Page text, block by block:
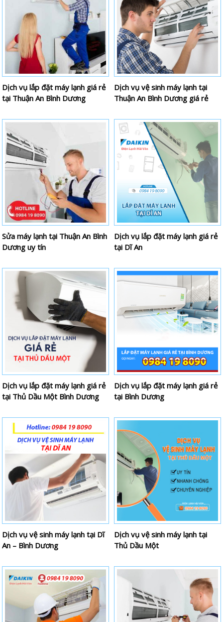
Dịch vụ lắp đặt máy lạnh giá rẻ
tại Thuận An Bình Dương
Dịch vụ vệ sinh máy lạnh tại
Thuận An Bình Dương giá rẻ
Sửa máy lạnh tại Thuận An Bình
Dương uy tín
Dịch vụ lắp đặt máy lạnh giá rẻ
tại Dĩ An
Dịch vụ lắp đặt máy lạnh giá rẻ
tại Thủ Dầu Một Bình Dương
Dịch vụ lắp đặt máy lạnh giá rẻ
tại Bình Dương
Dịch vụ vệ sinh máy lạnh tại Dĩ
An – Bình Dương
Dịch vụ vệ sinh máy lạnh tại
Thủ Dầu Một